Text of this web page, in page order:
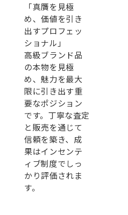
「真贋を見極
め、価値を引き
出すプロフェッ
ショナル」
高級ブランド品
の本物を見極
め、魅力を最大
限に引き出す重
要なポジション
です。丁寧な査定
と販売を通じて
信頼を築き、成
果はインセンテ
ィブ制度でしっ
かり評価されま
す。